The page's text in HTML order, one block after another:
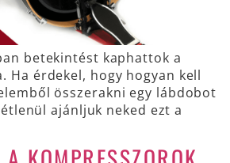
betekintést kaphattok a
Ha érdekel, hogy hogyan kell
összerakni egy lábdobot
ajánljuk neked ezt a